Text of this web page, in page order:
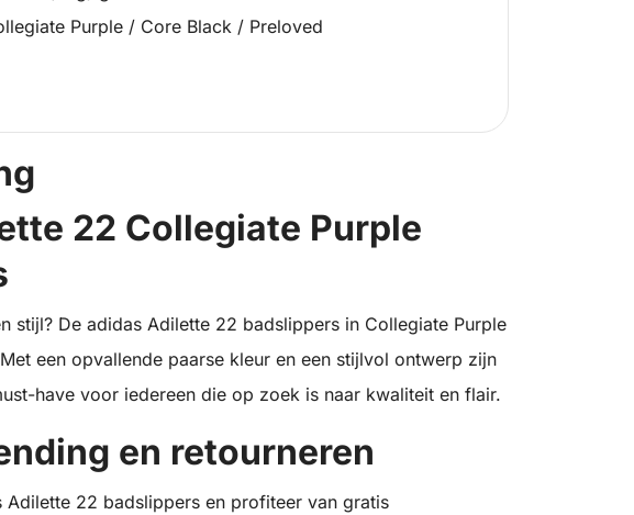
Purple / Core Black / Preloved
22 Collegiate Purple
stijl? De adidas Adilette 22 badslippers in Collegiate Purple
een opvallende paarse kleur en een stijlvol ontwerp zijn
have voor iedereen die op zoek is naar kwaliteit en flair.
en retourneren
Adilette 22 badslippers en profiteer van gratis